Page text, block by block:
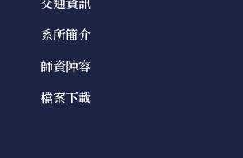
系所簡介
師資陣容
檔案下載